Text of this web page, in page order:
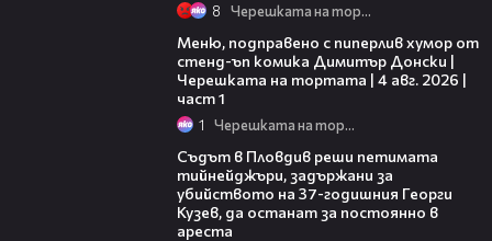
8 Черешката на тортата
Меню, подправено с пиперлив хумор от
стенд-ъп комика Димитър Донски |
Черешката на тортата | 4 авг. 2026 |
част 1
1 Черешката на тортата
Съдът в Пловдив реши петимата
тийнейджъри, задържани за
убийството на 37-годишния Георги
Кузев, да останат за постоянно в
ареста